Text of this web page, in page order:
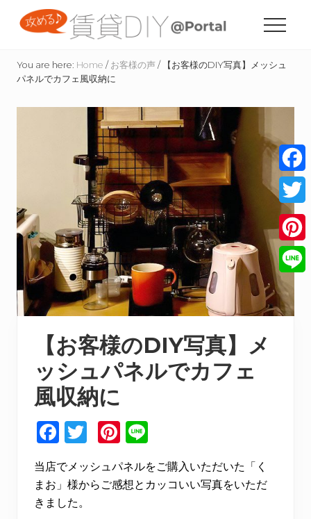
Menu
sidebar
貸
住
の
サ
イ
ト
Menu
You are here: Home / お客様の声 / 【お客様のDIY写真】メッシュ
パネルでカフェ風収納に
【お客様のDIY写真】メ
ッシュパネルでカフェ
風収納に
F
c
e
T
it
te
Pi
te
re
e
当店でメッシュパネルをご購入いただいた「く
まお」様からご感想とカッコいい写真をいただ
きました。
Line